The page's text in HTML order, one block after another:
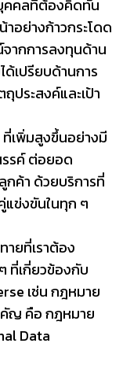
คคลที่ต้องคิดทัน
อย่างก้าวกระโดด
จากการลงทุนด้าน
ด้เปรียบด้านการ
ประสงค์และเป้า
เพิ่มสูงขึ้นอย่างมี
รค์ ต่อยอด
กค้า ด้วยบริการที่
แข่งขันในทุก ๆ
ายที่เราต้อง
ที่เกี่ยวข้องกับ
เช่น กฎหมาย
ญ คือ กฎหมาย
Data